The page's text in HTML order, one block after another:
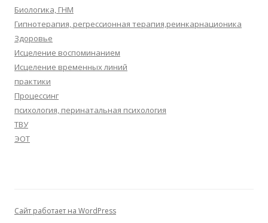
Биологика, ГНМ
Гипнотерапия, регрессионная терапия,реинкарнационика
Здоровье
Исцеление воспоминанием
Исцеление временных линий
практики
Процессинг
психология, перинатальная психология
ТВУ
ЭОТ
Сайт работает на WordPress